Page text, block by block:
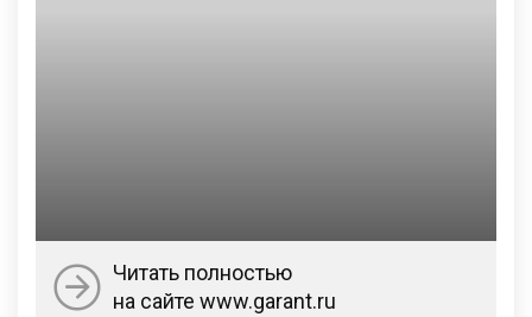
Читать полностью
на сайте www.garant.ru